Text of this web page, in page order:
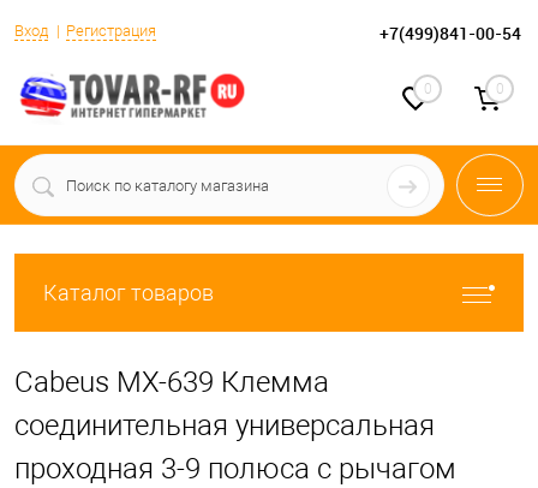
Вход Регистрация +7(499)841-00-54
0 0
Каталог товаров
Cabeus MX-639 Клемма
соединительная универсальная
проходная 3-9 полюса с рычагом